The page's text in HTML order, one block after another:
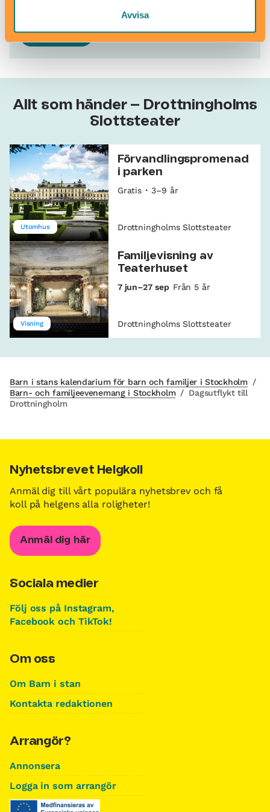
Avvisa
Köp biljett
Allt som händer – Drottningholms
Slottsteater
Utomhus
Förvandlingspromenad
i parken
Gratis
3–9 år
Drottningholms Slottsteater
Visning
Familjevisning av
Teaterhuset
7 jun–27 sep Från 5 år
Drottningholms Slottsteater
Barn i stans kalendarium för barn och familjer i Stockholm /
Barn- och familjeevenemang i Stockholm / Dagsutflykt till
Drottningholm
Nyhetsbrevet Helgkoll
Anmäl dig till vårt populära nyhetsbrev och få
koll på helgens alla roligheter!
Anmäl dig här
Sociala medier
Följ oss på Instagram,
Facebook och TikTok!
Om oss
Om Barn i stan
Kontakta redaktionen
Arrangör?
Annonsera
Logga in som arrangör